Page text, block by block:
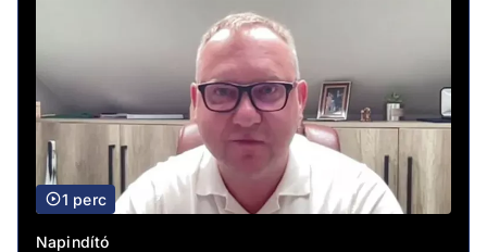
1 perc
Napindító